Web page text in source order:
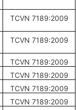
TCVN 7189:2009
TCVN 7189:2009
TCVN 7189:2009
TCVN 7189:2009
TCVN 7189:2009
TCVN 7189:2009